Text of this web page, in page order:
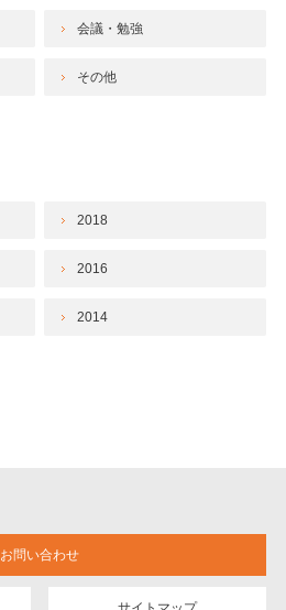
会議・勉強
その他
2018
2016
2014
お問い合わせ